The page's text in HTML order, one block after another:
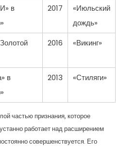
в
2017
«Июльский
дождь»
2016 «Викинг»
в
2013 «Стиляги»
частью признания, которое
работает над расширением
совершенствуется. Его